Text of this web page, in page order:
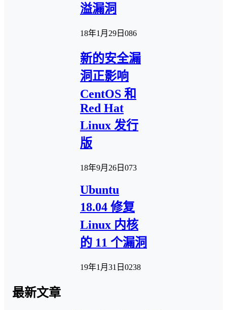
溢漏洞
18年1月29日 086
新的安全漏
洞正影响
CentOS 和
Red Hat
Linux 发行
版
18年9月26日 073
Ubuntu
18.04 修复
Linux 内核
的 11 个漏洞
19年1月31日 0238
最新文章